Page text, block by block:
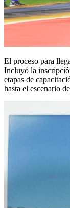
El proceso para
Incluyó la
etapas de
hasta el escenario